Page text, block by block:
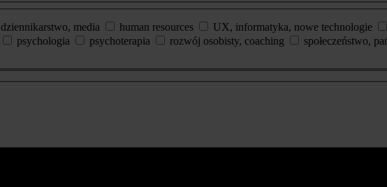
dziennikarstwo, media human resources UX, informatyka, nowe technologie
psychologia psychoterapia rozwój osobisty, coaching społeczeństwo,